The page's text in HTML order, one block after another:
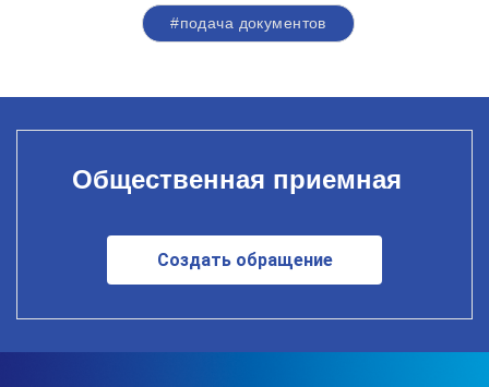
#подача документов
Общественная приемная
Создать обращение